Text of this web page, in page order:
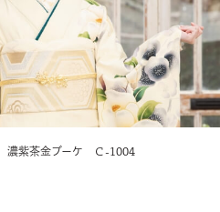
にぶんのいち成人式
ェディング
濃紫茶金ブーケ Ｃ-1004